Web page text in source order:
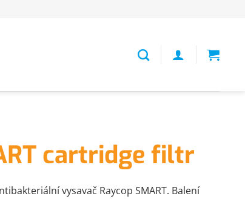
cartridge filtr
vysavač Raycop SMART. Balení